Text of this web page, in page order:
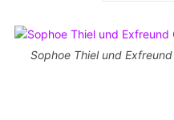
Sophoe Thiel und